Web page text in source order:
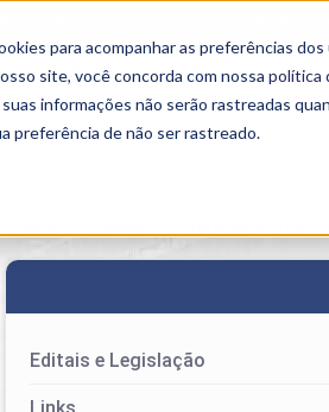
para acompanhar as preferências
site, você concorda com nossa política
informações não serão rastreadas
preferência de não ser rastreado.
PRESENCIAL
Editais e Legislação